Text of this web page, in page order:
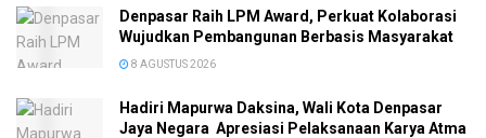
Denpasar Raih LPM Award, Perkuat Kolaborasi
Wujudkan Pembangunan Berbasis Masyarakat
8 AGUSTUS 2026
Hadiri Mapurwa Daksina, Wali Kota Denpasar
Jaya Negara Apresiasi Pelaksanaan Karya Atma